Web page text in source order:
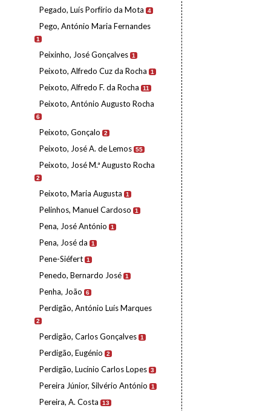
Pegado, Luís Porfírio da Mota 4
Pego, António Maria Fernandes
1
Peixinho, José Gonçalves 1
Peixoto, Alfredo Cuz da Rocha 1
Peixoto, Alfredo F. da Rocha 11
Peixoto, António Augusto Rocha
6
Peixoto, Gonçalo 2
Peixoto, José A. de Lemos 55
Peixoto, José M.ª Augusto Rocha
2
Peixoto, Maria Augusta 1
Pelinhos, Manuel Cardoso 1
Pena, José António 1
Pena, José da 1
Pene-Siéfert 1
Penedo, Bernardo José 1
Penha, João 6
Perdigão, António Luís Marques
2
Perdigão, Carlos Gonçalves 1
Perdigão, Eugénio 2
Perdigão, Lucínio Carlos Lopes 3
Pereira Júnior, Silvério António 1
Pereira, A. Costa 13